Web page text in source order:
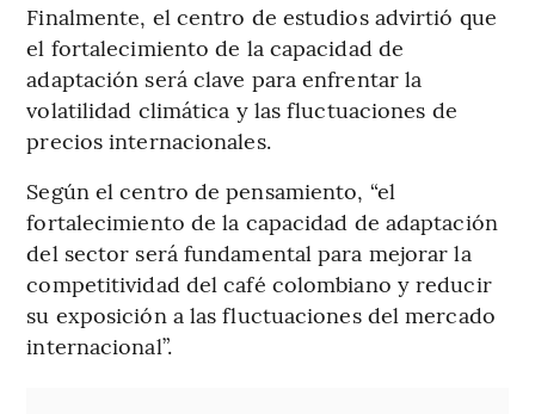
Finalmente, el centro de estudios advirtió que
el fortalecimiento de la capacidad de
adaptación será clave para enfrentar la
volatilidad climática y las fluctuaciones de
precios internacionales.
Según el centro de pensamiento, “el
fortalecimiento de la capacidad de adaptación
del sector será fundamental para mejorar la
competitividad del café colombiano y reducir
su exposición a las fluctuaciones del mercado
internacional”.